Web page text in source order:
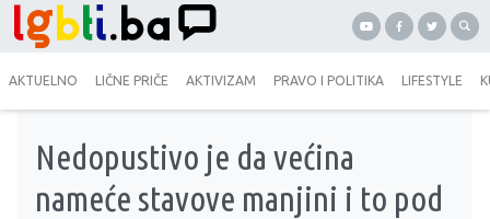
AKTUELNO LIČNE PRIČE AKTIVIZAM PRAVO I POLITIKA LIFESTYLE
Nedopustivo je da većina
nameće stavove manjini i to pod